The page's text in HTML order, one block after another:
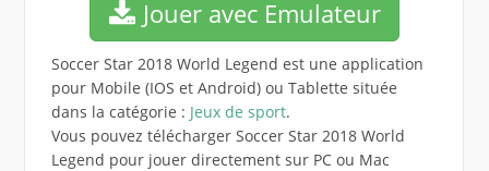
Jouer avec Emulateur
Soccer Star 2018 World Legend est une application
pour Mobile (IOS et Android) ou Tablette située
dans la catégorie : Jeux de sport.
Vous pouvez télécharger Soccer Star 2018 World
Legend pour jouer directement sur PC ou Mac